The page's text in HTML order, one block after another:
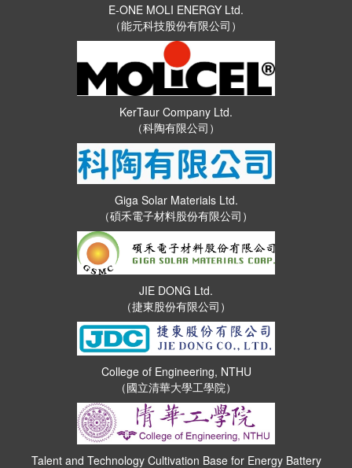
E-ONE MOLI ENERGY Ltd.
（能元科技股份有限公司）
KerTaur Company Ltd.
（科陶有限公司）
Giga Solar Materials Ltd.
（碩禾電子材料股份有限公司）
JIE DONG Ltd.
（捷東股份有限公司）
College of Engineering, NTHU
（國立清華大學工學院）
Talent and Technology Cultivation Base for Energy Battery